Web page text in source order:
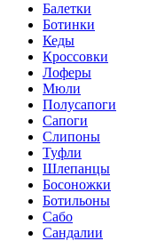
Балетки
Ботинки
Кеды
Кроссовки
Лоферы
Мюли
Полусапоги
Сапоги
Слипоны
Туфли
Шлепанцы
Босоножки
Ботильоны
Сабо
Сандалии